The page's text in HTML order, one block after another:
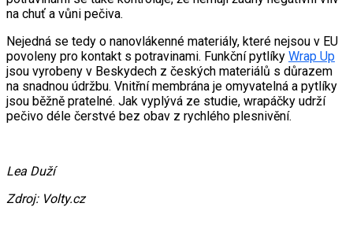
na chuť a vůni pečiva.
Nejedná se tedy o nanovlákenné materiály, které nejsou v EU
povoleny pro kontakt s potravinami. Funkční pytlíky Wrap Up
jsou vyrobeny v Beskydech z českých materiálů s důrazem
na snadnou údržbu. Vnitřní membrána je omyvatelná a pytlíky
jsou běžně pratelné. Jak vyplývá ze studie, wrapáčky udrží
pečivo déle čerstvé bez obav z rychlého plesnivění.
Lea Duží
Zdroj: Volty.cz